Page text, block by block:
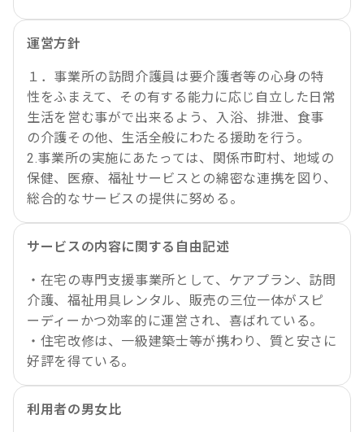
運営方針
１．事業所の訪問介護員は要介護者等の心身の特
性をふまえて、その有する能力に応じ自立した日常
生活を営む事がで出来るよう、入浴、排泄、食事
の介護その他、生活全般にわたる援助を行う。
2.事業所の実施にあたっては、関係市町村、地域の
保健、医療、福祉サービスとの綿密な連携を図り、
総合的なサービスの提供に努める。
サービスの内容に関する自由記述
・在宅の専門支援事業所として、ケアプラン、訪問
介護、福祉用具レンタル、販売の三位一体がスピ
ーディーかつ効率的に運営され、喜ばれている。
・住宅改修は、一級建築士等が携わり、質と安さに
好評を得ている。
利用者の男女比